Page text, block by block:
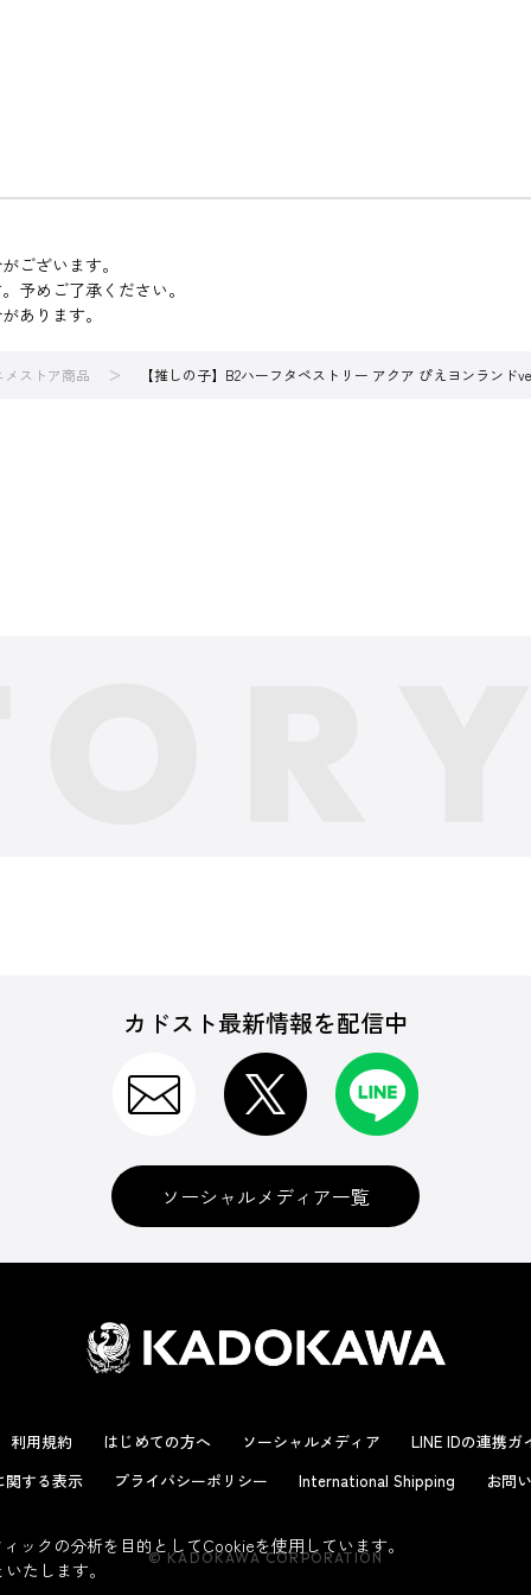
ございます。
予めご了承ください。
あります。
メストア商品 【推しの子】B2ハーフタペストリー アクア ぴえヨンランド
カドスト最新情報を配信中
ソーシャルメディア一覧
利用規約 はじめての方へ ソーシャルメディア
LINE IDの連携ガ
関する表示
プライバシーポリシー International Shipping お問
© KADOKAWA CORPORATION
ックの分析を目的としてCookieを使用しています。
たします。